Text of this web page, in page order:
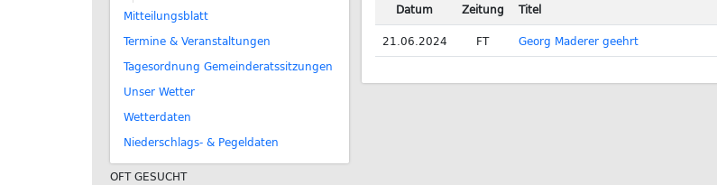
Mitteilungsblatt
Termine & Veranstaltungen
Tagesordnung Gemeinderatssitzungen
Unser Wetter
Wetterdaten
Niederschlags- & Pegeldaten
Datum Zeitung
Titel
21.06.2024
FT Georg Maderer geehrt
OFT GESUCHT